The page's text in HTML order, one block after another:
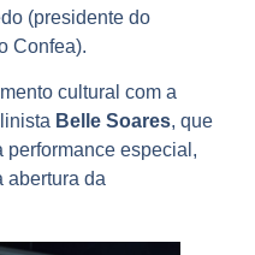
(presidente do
Confea).
cultural com a
Belle Soares, que
performance especial,
abertura da